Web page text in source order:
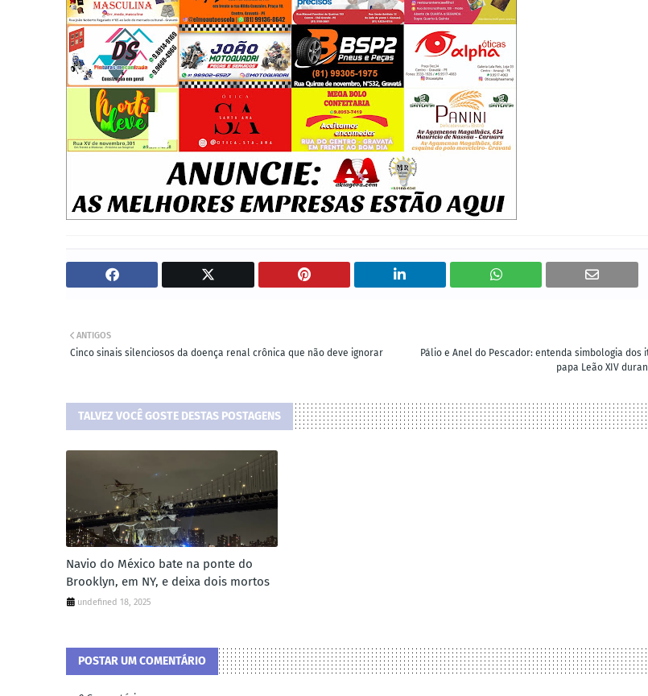
Pálio e Anel do Pescador: entenda simbologia dos
papa Leão XIV
ANTIGOS
Cinco sinais silenciosos da doença renal crônica que não deve ignorar
TALVEZ VOCÊ GOSTE DESTAS POSTAGENS
Navio do México bate na ponte do
Brooklyn, em NY, e deixa dois mortos
undefined 18, 2025
POSTAR UM COMENTÁRIO